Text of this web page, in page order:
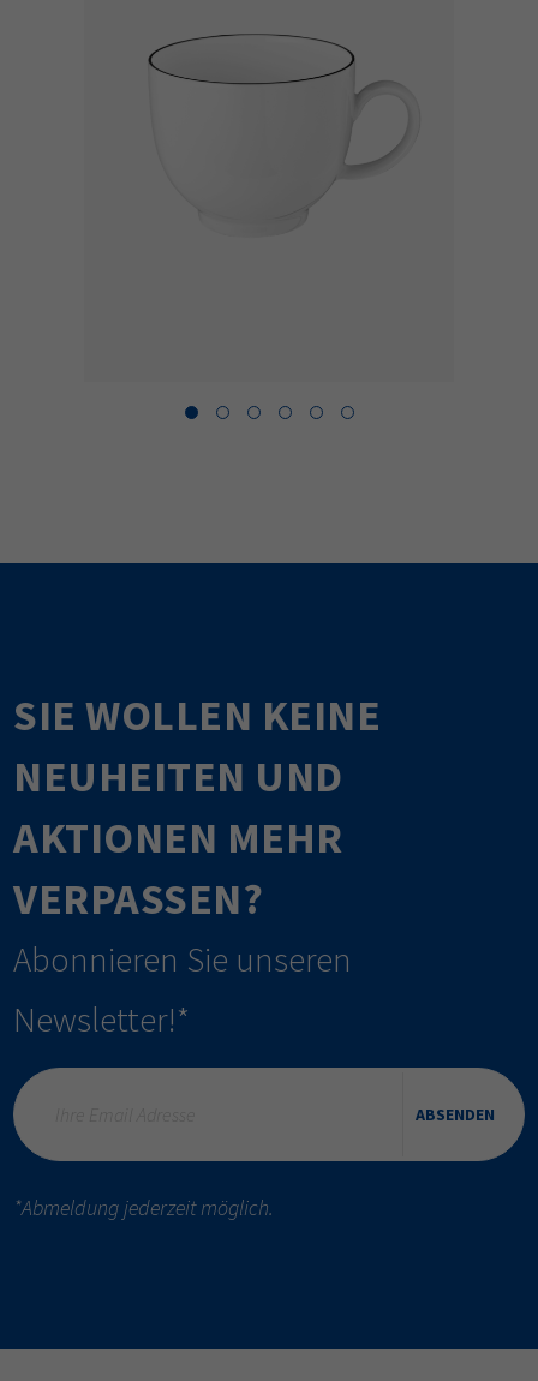
SIE WOLLEN KEINE
NEUHEITEN UND
AKTIONEN MEHR
VERPASSEN?
Abonnieren Sie unseren
Newsletter!*
ABSENDEN
*Abmeldung jederzeit möglich.